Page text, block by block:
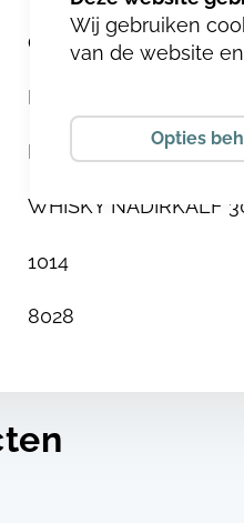
Chroom en metaalvrij
Hoog
Bruin
WHISKY NADIRKALF
1014
8028
Wij gebruiken
van de website
Opties